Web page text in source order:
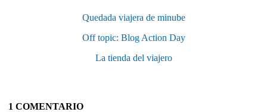
Quedada viajera de minube
Off topic: Blog Action Day
La tienda del viajero
1 COMENTARIO